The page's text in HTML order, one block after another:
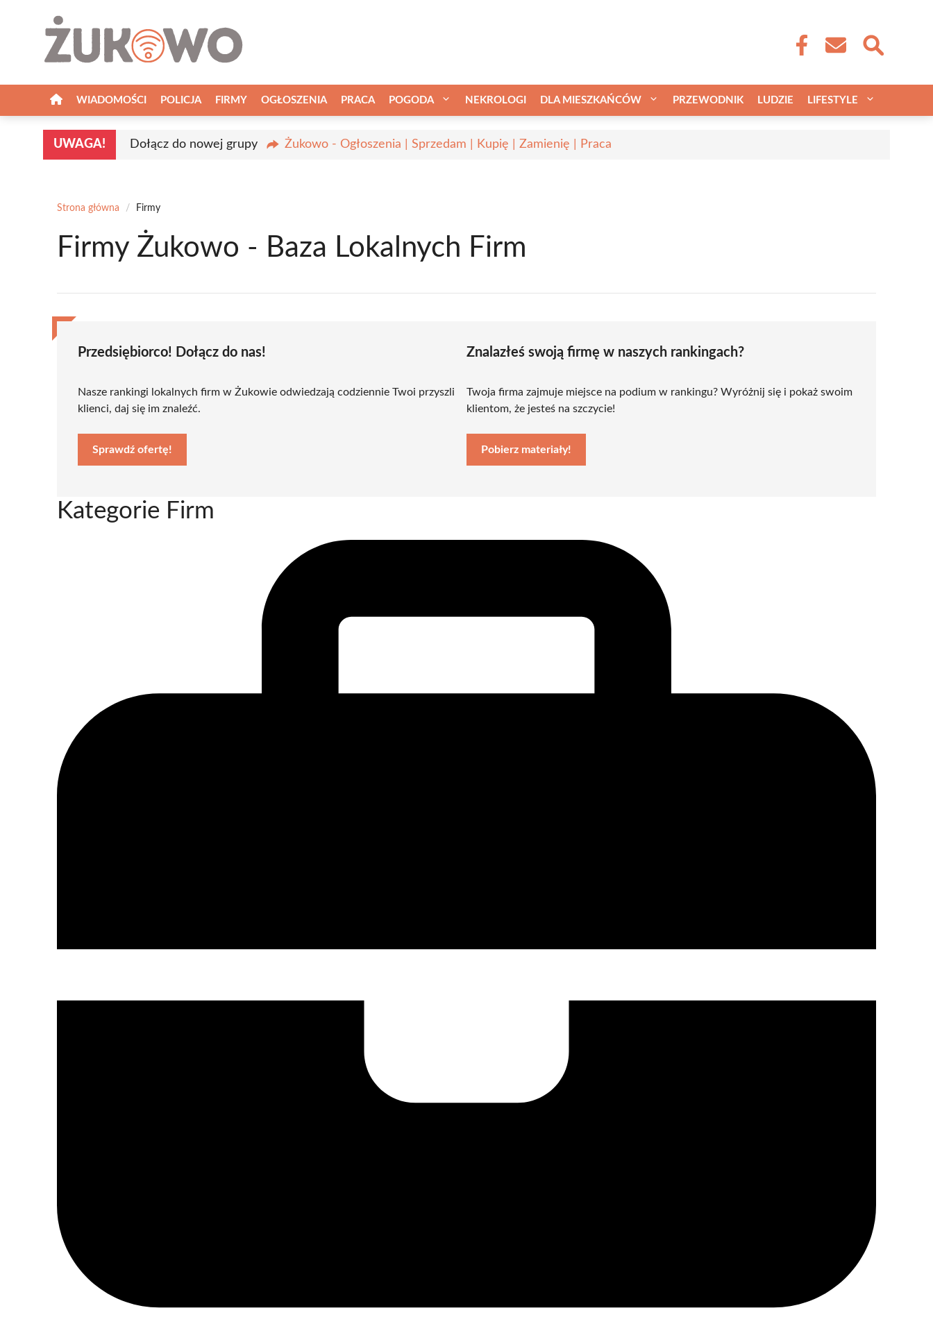
WIADOMOŚCI POLICJA FIRMY OGŁOSZENIA PRACA POGODA NEKROLOGI DLA MIESZKAŃCÓW PRZEWODNIK LUDZIE LIFESTYLE
UWAGA! Dołącz do nowej grupy Żukowo - Ogłoszenia | Sprzedam | Kupię | Zamienię | Praca
Strona główna / Firmy
Firmy Żukowo - Baza Lokalnych Firm
Przedsiębiorco! Dołącz do nas!
Nasze rankingi lokalnych firm w Żukowie odwiedzają codziennie Twoi przyszli
klienci, daj się im znaleźć.
Sprawdź ofertę!
Znalazłeś swoją firmę w naszych rankingach?
Twoja firma zajmuje miejsce na podium w rankingu? Wyróżnij się i pokaż swoim
klientom, że jesteś na szczycie!
Pobierz materiały!
Kategorie Firm